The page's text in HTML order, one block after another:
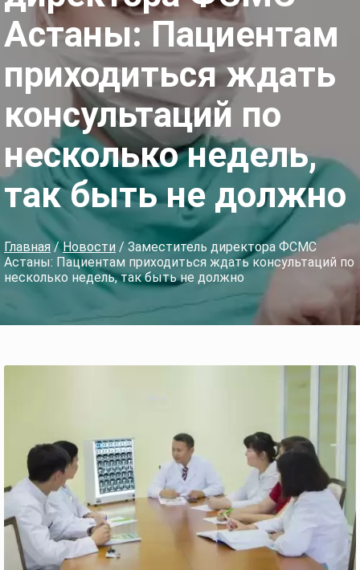
Астаны: Пациентам
приходиться ждать
консультаций по
несколько недель,
так быть не должно
Главная/Новости / Заместитель директора ФСМС
Астаны: Пациентам приходиться ждать консультаций по
несколько недель, так быть не должно